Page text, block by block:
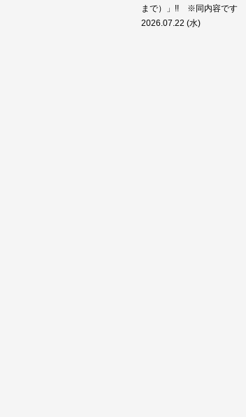
まで）」!! ※同内容です
2026.07.22 (水)